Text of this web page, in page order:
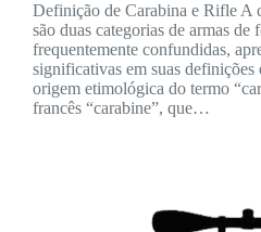
Definição de Carabina e Rifle A
são duas categorias de armas de
frequentemente confundidas,
significativas em suas definições
origem etimológica do termo
francês “carabine”, que…